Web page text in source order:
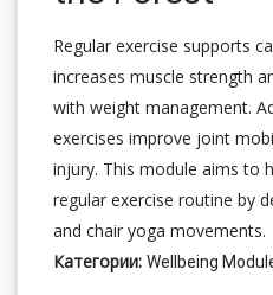
Regular exercise supports
increases muscle strength
with weight management.
exercises improve joint
injury. This module aims to
regular exercise routine by
and chair yoga movements.
Категории: Wellbeing